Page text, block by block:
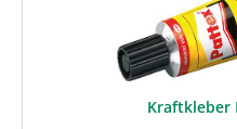
Kraftkleber